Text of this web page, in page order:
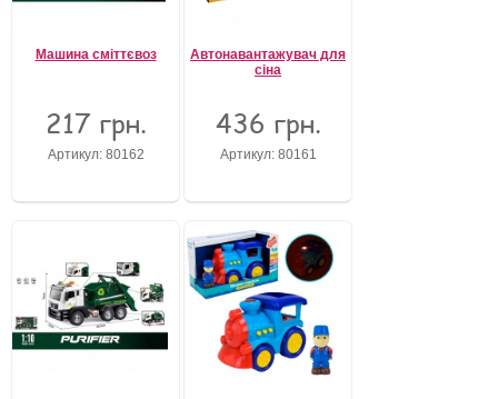
Машина сміттєвоз
217 грн.
Артикул: 80162
Автонавантажувач для
сіна
436 грн.
Артикул: 80161